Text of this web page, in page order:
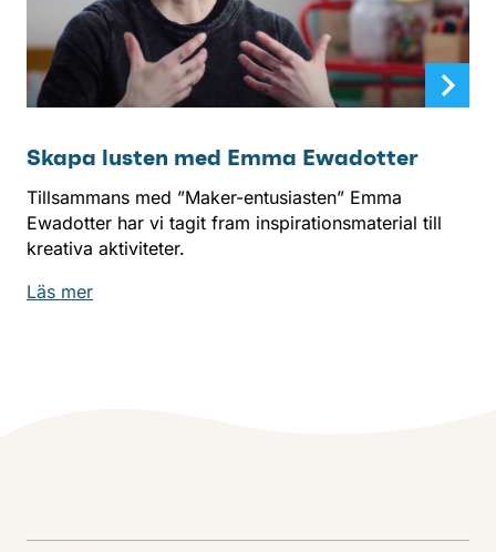
Skapa lusten med Emma Ewadotter
Tillsammans med ”Maker-entusiasten” Emma
Ewadotter har vi tagit fram inspirationsmaterial till
kreativa aktiviteter.
Läs mer